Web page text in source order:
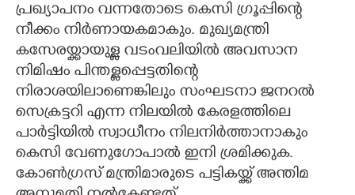
പ്രഖ്യാപനം വന്നതോടെ കെസി ഗ്രൂപ്പിന്റെ
നീക്കം നിർണായകമാകും. മുഖ്യമന്ത്രി
കസേരയ്ക്കായുള്ള വടംവലിയിൽ അവസാന
നിമിഷം പിന്തള്ളപ്പെട്ടതിന്റെ
നിരാശയിലാണെങ്കിലും സംഘടനാ ജനറൽ
സെക്രട്ടറി എന്ന നിലയിൽ കേരളത്തിലെ
പാർട്ടിയിൽ സ്വാധീനം നിലനിർത്താനാകും
കെസി വേണുഗോപാൽ ഇനി ശ്രമിക്കുക.
കോൺഗ്രസ് മന്ത്രിമാരുടെ പട്ടികയ്ക്ക് അന്തിമ